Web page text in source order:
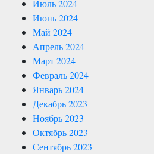
Июль 2024
Июнь 2024
Май 2024
Апрель 2024
Март 2024
Февраль 2024
Январь 2024
Декабрь 2023
Ноябрь 2023
Октябрь 2023
Сентябрь 2023